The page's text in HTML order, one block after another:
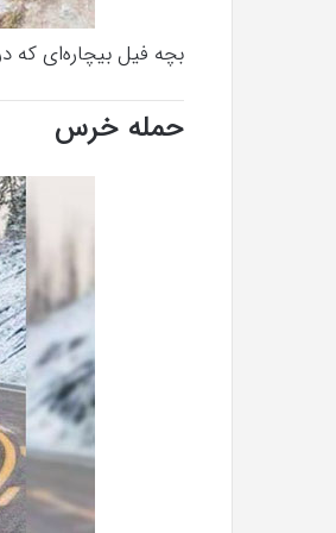
بچه فیل بیچاره‌ای که
حمله خرس